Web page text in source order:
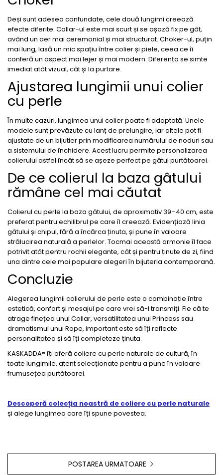
Deși sunt adesea confundate, cele două lungimi creează
efecte diferite. Collar-ul este mai scurt și se așază fix pe gât,
având un aer mai ceremonial și mai structurat. Choker-ul, puțin
mai lung, lasă un mic spațiu între colier și piele, ceea ce îi
conferă un aspect mai lejer și mai modern. Diferența se simte
imediat atât vizual, cât și la purtare.
Ajustarea lungimii unui colier
cu perle
În multe cazuri, lungimea unui colier poate fi adaptată. Unele
modele sunt prevăzute cu lanț de prelungire, iar altele pot fi
ajustate de un bijutier prin modificarea numărului de noduri sau
a sistemului de închidere. Acest lucru permite personalizarea
colierului astfel încât să se așeze perfect pe gâtul purtătoarei.
De ce colierul la baza gâtului
rămâne cel mai căutat
Colierul cu perle la baza gâtului, de aproximativ 39–40 cm, este
preferat pentru echilibrul pe care îl creează. Evidențiază linia
gâtului și chipul, fără a încărca ținuta, și pune în valoare
strălucirea naturală a perlelor. Tocmai această armonie îl face
potrivit atât pentru rochii elegante, cât și pentru ținute de zi, fiind
una dintre cele mai populare alegeri în bijuteria contemporană.
Concluzie
Alegerea lungimii colierului de perle este o combinație între
estetică, confort și mesajul pe care vrei să-l transmiți. Fie că te
atrage finețea unui Collar, versatilitatea unui Princess sau
dramatismul unui Rope, important este să îți reflecte
personalitatea și să îți completeze ținuta.
KASKADDA® îți oferă coliere cu perle naturale de cultură, în
toate lungimile, atent selecționate pentru a pune în valoare
frumusețea purtătoarei.
Descoperă colecția noastră de coliere cu perle naturale
și alege lungimea care îți spune povestea.
POSTAREA URMATOARE